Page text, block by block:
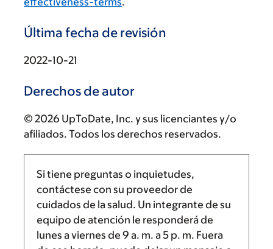
Última fecha de revisión
2022-10-21
Derechos de autor
© 2026 UpToDate, Inc. y sus licenciantes y/o
afiliados. Todos los derechos reservados.
Si tiene preguntas o inquietudes,
contáctese con su proveedor de
cuidados de la salud. Un integrante de su
equipo de atención le responderá de
lunes a viernes de 9 a. m. a5 p. m. Fuera